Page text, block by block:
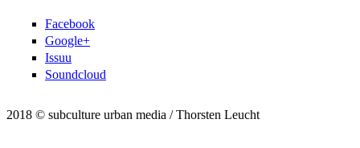
Facebook
Google+
Issuu
Soundcloud
2018 © subculture urban media / Thorsten Leucht